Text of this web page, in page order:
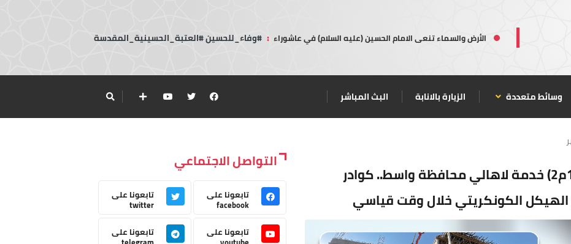
الأرض والسماء تنعى الامام الحسين (عليه السلام) في عاشوراء : #وفاء_للحسين #العتبة_الحسينية_المقدسة
وسائط متعددة الزيارة بالانابة البث المباشر
مستشفى للولادة بمساحة (1700م2) خدمة لاهالي محافظة واسط.. كوادر
الهيكل الكونكريتي خلال وقت قياسي
التواصل الاجتماعي
تابعونا على
facebook
تابعونا على
twitter
تابعونا على
تابعونا على